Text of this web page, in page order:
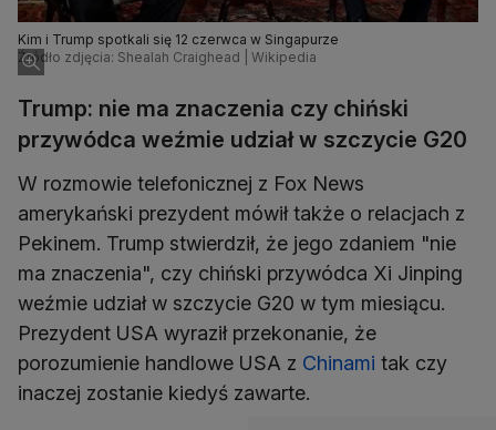
Kim i Trump spotkali się 12 czerwca w Singapurze
Źródło zdjęcia: Shealah Craighead | Wikipedia
Trump: nie ma znaczenia czy chiński
przywódca weźmie udział w szczycie G20
W rozmowie telefonicznej z Fox News
amerykański prezydent mówił także o relacjach z
Pekinem. Trump stwierdził, że jego zdaniem "nie
ma znaczenia", czy chiński przywódca Xi Jinping
weźmie udział w szczycie G20 w tym miesiącu.
Prezydent USA wyraził przekonanie, że
porozumienie handlowe USA z Chinami tak czy
inaczej zostanie kiedyś zawarte.